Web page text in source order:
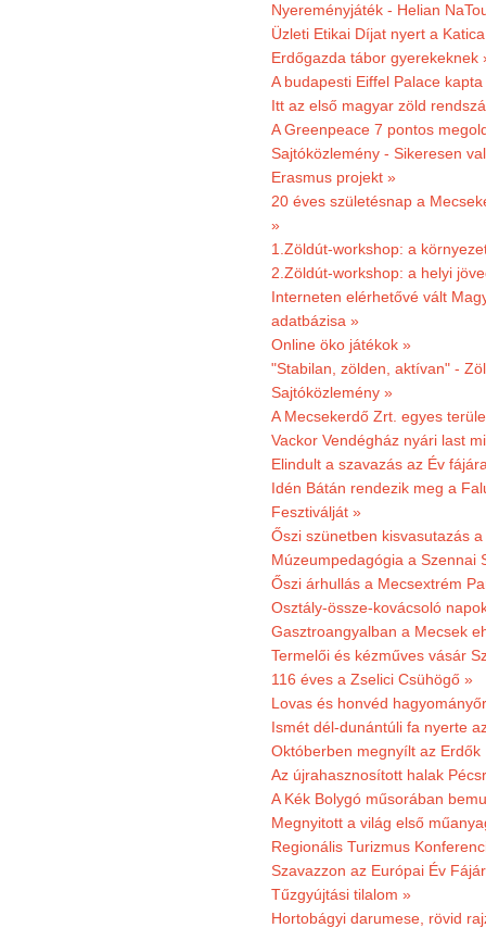
Nyereményjáték - Helian
Üzleti Etikai Díjat nyert a
Erdőgazda tábor gyerekeknek
A budapesti Eiffel Palace
Itt az első magyar zöld
A Greenpeace 7 pontos
Sajtóközlemény - Sikeresen
Erasmus projekt »
20 éves születésnap a
»
1.Zöldút-workshop: a
2.Zöldút-workshop: a helyi
Interneten elérhetővé vált
adatbázisa »
Online öko játékok »
"Stabilan, zölden, aktívan" -
Sajtóközlemény »
A Mecsekerdő Zrt. egyes
Vackor Vendégház nyári last
Elindult a szavazás az Év
Idén Bátán rendezik meg a
Fesztiválját »
Őszi szünetben kisvasutazás
Múzeumpedagógia a Szennai
Őszi árhullás a Mecsextrém
Osztály-össze-kovácsoló
Gasztroangyalban a Mecsek
Termelői és kézműves vásár
116 éves a Zselici Csühögő »
Lovas és honvéd
Ismét dél-dunántúli fa nyerte
Októberben megnyílt az
Az újrahasznosított halak
A Kék Bolygó műsorában
Megnyitott a világ első
Regionális Turizmus
Szavazzon az Európai Év
Tűzgyújtási tilalom »
Hortobágyi darumese, rövid